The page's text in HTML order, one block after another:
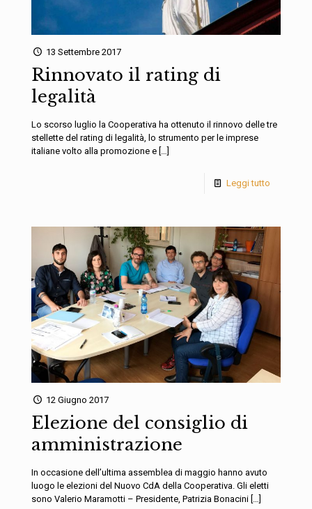
13 Settembre 2017
Rinnovato il rating di
legalità
Lo scorso luglio la Cooperativa ha ottenuto il rinnovo delle tre
stellette del rating di legalità, lo strumento per le imprese
italiane volto alla promozione e […]
Leggi tutto
12 Giugno 2017
Elezione del consiglio di
amministrazione
In occasione dell’ultima assemblea di maggio hanno avuto
luogo le elezioni del Nuovo CdA della Cooperativa. Gli eletti
sono Valerio Maramotti – Presidente, Patrizia Bonacini […]